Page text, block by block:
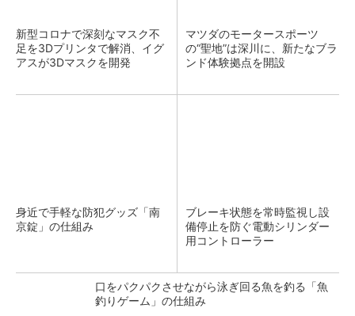
新型コロナで深刻なマスク不
足を3Dプリンタで解消、イグ
アスが3Dマスクを開発
マツダのモータースポーツ
の“聖地”は深川に、新たなブラ
ンド体験拠点を開設
身近で手軽な防犯グッズ「南
京錠」の仕組み
ブレーキ状態を常時監視し設
備停止を防ぐ電動シリンダー
用コントローラー
口をパクパクさせながら泳ぎ回る魚を釣る「魚
釣りゲーム」の仕組み